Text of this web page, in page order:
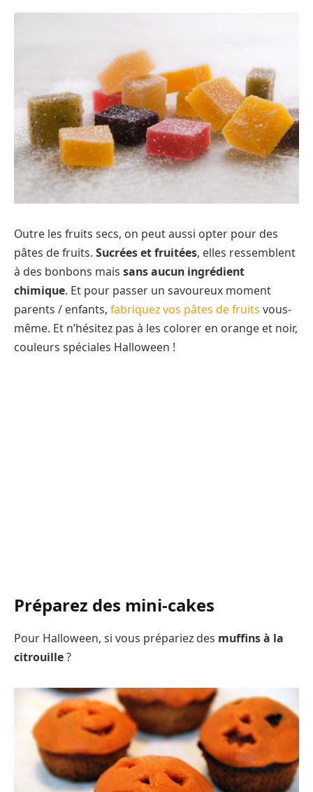
Outre les fruits secs, on peut aussi opter pour des
pâtes de fruits. Sucrées et fruitées, elles ressemblent
à des bonbons mais sans aucun ingrédient
chimique. Et pour passer un savoureux moment
parents / enfants, fabriquez vos pâtes de fruits vous-
même. Et n’hésitez pas à les colorer en orange et noir,
couleurs spéciales Halloween !
Préparez des mini-cakes
Pour Halloween, si vous prépariez des muffins à la
citrouille?